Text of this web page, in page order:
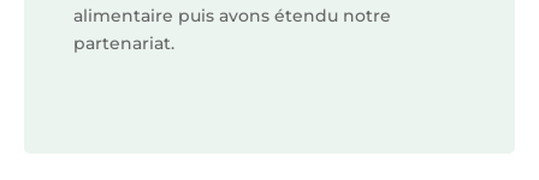
alimentaire puis avons étendu notre
partenariat.